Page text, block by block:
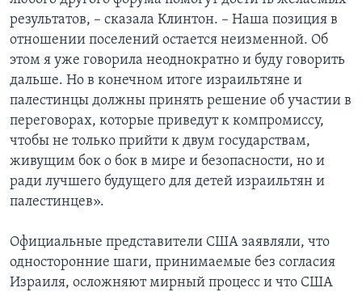
результатов, – сказала Клинтон. – Наша позиция в
отношении поселений остается неизменной. Об
этом я уже говорила неоднократно и буду говорить
дальше. Но в конечном итоге израильтяне и
палестинцы должны принять решение об участии в
переговорах, которые приведут к компромиссу,
чтобы не только прийти к двум государствам,
живущим бок о бок в мире и безопасности, но и
ради лучшего будущего для детей израильтян и
палестинцев».
Официальные представители США заявляли, что
односторонние шаги, принимаемые без согласия
Израиля, осложняют мирный процесс и что США